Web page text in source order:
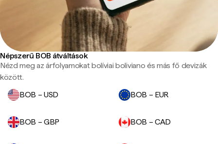
Népszerű BOB átváltások
Nézd meg az árfolyamokat bolíviai boliviano és más fő devizák
között.
BOB – USD
BOB – EUR
BOB – GBP BOB – CAD